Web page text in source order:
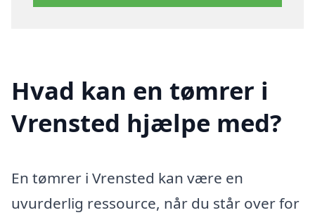
Hvad kan en tømrer i
Vrensted hjælpe med?
En tømrer i Vrensted kan være en
uvurderlig ressource, når du står over for